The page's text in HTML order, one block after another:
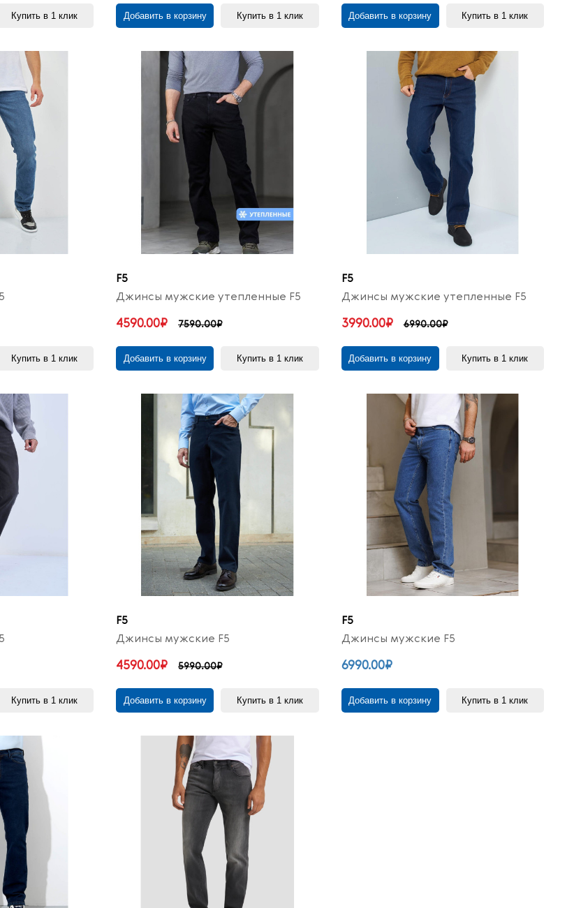
Купить в 1 клик Добавить в корзину Купить в 1 клик Добавить в корзину Купить в 1 клик
Купить в 1 клик
F5
Джинсы мужские утепленные F5
4590.00₽ 7590.00₽
Добавить в корзину Купить в 1 клик
F5
Джинсы мужские утепленные F5
3990.00₽ 6990.00₽
Добавить в корзину Купить в 1 клик
Купить в 1 клик
F5
Джинсы мужские F5
4590.00₽ 5990.00₽
Добавить в корзину Купить в 1 клик
F5
Джинсы мужские F5
6990.00₽
Добавить в корзину Купить в 1 клик